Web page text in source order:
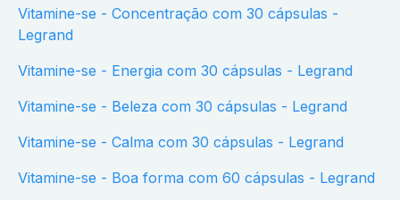
Vitamine-se - Concentração com 30 cápsulas -
Legrand
Vitamine-se - Energia com 30 cápsulas - Legrand
Vitamine-se - Beleza com 30 cápsulas - Legrand
Vitamine-se - Calma com 30 cápsulas - Legrand
Vitamine-se - Boa forma com 60 cápsulas - Legrand